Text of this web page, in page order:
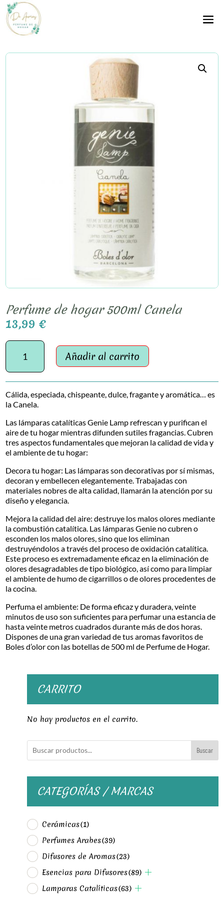
Perfume de hogar 500ml Canela
13,99€
Perfume
500ml
Canela
cantidad
Añadir al carrito
Cálida, especiada, chispeante, dulce, fragante y aromática… es
la Canela.
Las lámparas catalíticas Genie Lamp refrescan y purifican el
aire de tu hogar mientras difunden sutiles fragancias. Cubren
tres aspectos fundamentales que mejoran la calidad de vida y
el ambiente de tu hogar:
Decora tu hogar: Las lámparas son decorativas por sí mismas,
decoran y embellecen elegantemente. Trabajadas con
materiales nobres de alta calidad, llamarán la atención por su
diseño y elegancia.
Mejora la calidad del aire: destruye los malos olores mediante
la combustión catalítica. Las lámparas Genie no cubren o
esconden los malos olores, sino que los eliminan
destruyéndolos a través del proceso de oxidación catalítica.
Este proceso es extremadamente eficaz en la eliminación de
olores desagradables de tipo biológico, así como para limpiar
el ambiente de humo de cigarrillos o de olores procedentes de
la cocina.
Perfuma el ambiente: De forma eficaz y duradera, veinte
minutos de uso son suficientes para perfumar una estancia de
hasta veinte metros cuadrados durante más de dos horas.
Dispones de una gran variedad de tus aromas favoritos de
Boles d’olor con las botellas de 500 ml de Perfume de Hogar.
CARRITO
No hay productos en el carrito.
Buscar
CATEGORÍAS / MARCAS
Cerámicas(1)
Perfumes Arabes(39)
Difusores de Aromas(23)
Esencias para Difusores(89)
Lamparas Catalíticas(63)